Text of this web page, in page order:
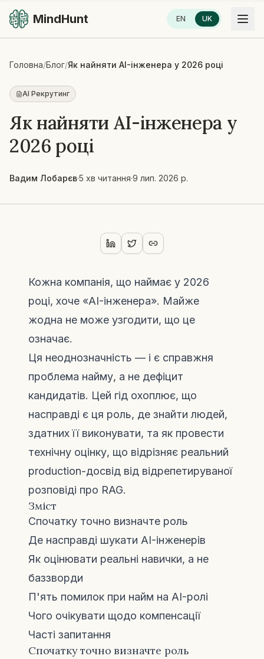
MindHunt EN UK
Головна/Блог/Як найняти AI-інженера у 2026 році
AI Рекрутинг
Як найняти AI-інженера у
2026 році
Вадим Лобарєв·5 хв читання·9 лип. 2026 р.
Кожна компанія, що наймає у 2026
році, хоче «AI-інженера». Майже
жодна не може узгодити, що це
означає.
Ця неоднозначність — і є справжня
проблема найму, а не дефіцит
кандидатів. Цей гід охоплює, що
насправді є ця роль, де знайти людей,
здатних її виконувати, та як провести
технічну оцінку, що відрізняє реальний
production-досвід від відрепетируваної
розповіді про RAG.
Зміст
Спочатку точно визначте роль
Де насправді шукати AI-інженерів
Як оцінювати реальні навички, а не
баззворди
П'ять помилок при найм на AI-ролі
Чого очікувати щодо компенсації
Часті запитання
Спочатку точно визначте роль